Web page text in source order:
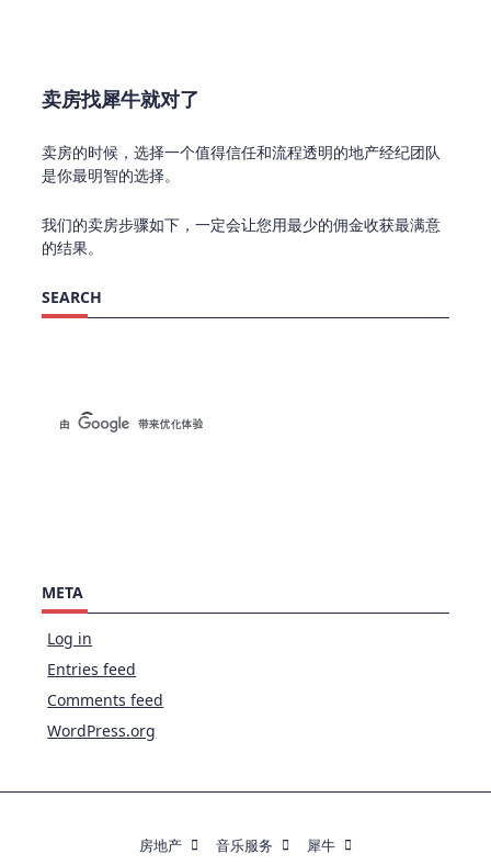
卖房找犀牛就对了
卖房的时候，选择一个值得信任和流程透明的地产经纪团队
是你最明智的选择。
我们的卖房步骤如下，一定会让您用最少的佣金收获最满意
的结果。
SEARCH
META
Log in
Entries feed
Comments feed
WordPress.org
房地产 音乐服务 犀牛